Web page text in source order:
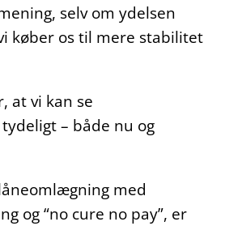
selv om ydelsen
køber os til mere stabilitet
at vi kan se
– både nu og
med
og “no cure no pay”, er